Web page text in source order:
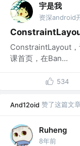
宇是我
资深android
ConstraintLayout，
课首页，在Ban...
534
And12oid 赞了这篇文章
Ruheng
8年前